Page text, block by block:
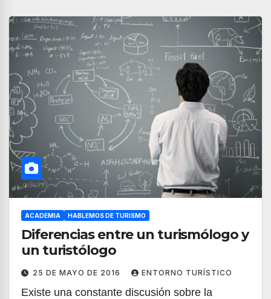
ACADEMIA HABLEMOS DE TURISMO
Diferencias entre un turismólogo y
un turistólogo
25 DE MAYO DE 2016 ENTORNO TURÍSTICO
Existe una constante discusión sobre la